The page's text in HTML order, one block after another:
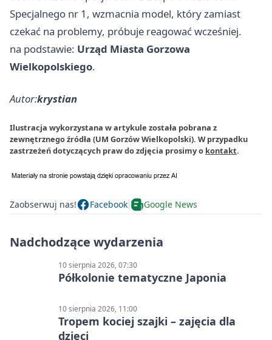
Specjalnego nr 1, wzmacnia model, który zamiast
czekać na problemy, próbuje reagować wcześniej.
na podstawie: Urząd Miasta Gorzowa
Wielkopolskiego.
Autor:krystian
Ilustracja wykorzystana w artykule została pobrana z
zewnętrznego źródła (UM Gorzów Wielkopolski). W przypadku
zastrzeżeń dotyczących praw do zdjęcia prosimy o kontakt.
Zaobserwuj nas! Facebook Google News
Nadchodzące wydarzenia
10 sierpnia 2026, 07:30
Półkolonie tematyczne Japonia
10 sierpnia 2026, 11:00
Tropem kociej szajki – zajęcia dla
dzieci